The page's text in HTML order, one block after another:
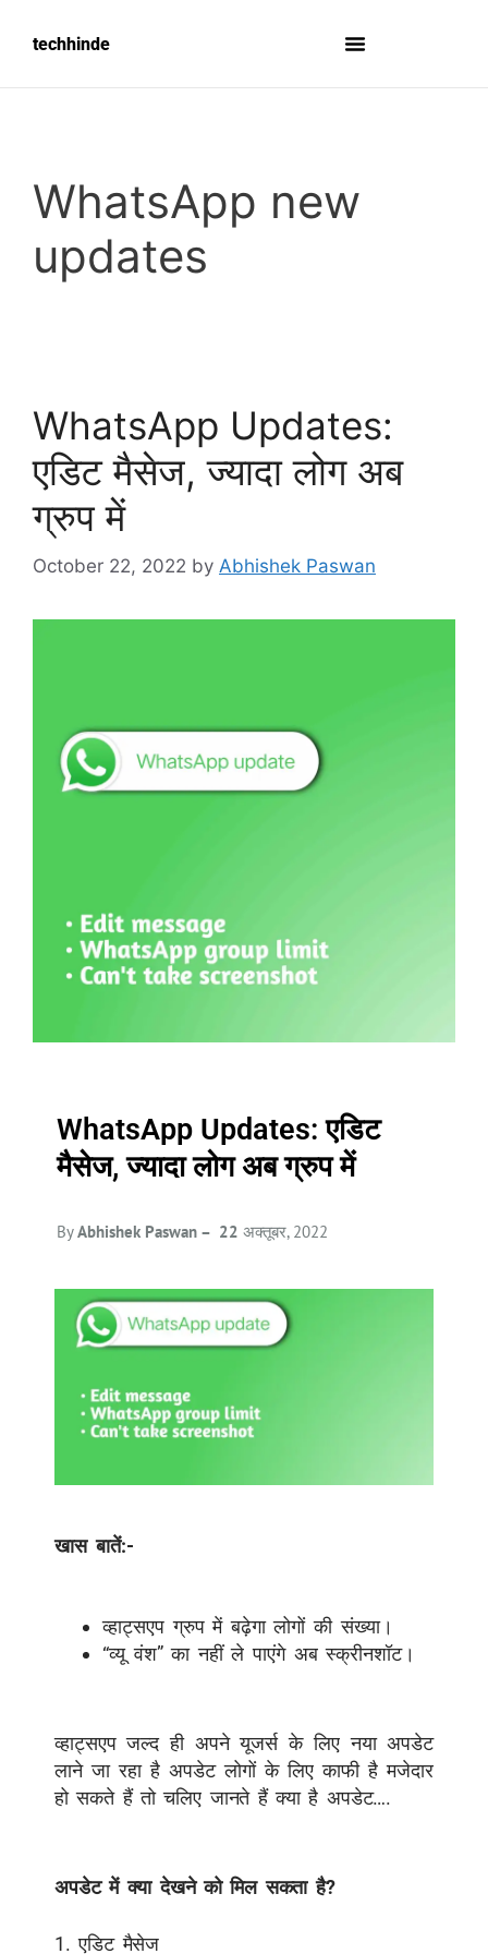
techhinde
WhatsApp new
updates
WhatsApp Updates:
एडिट मैसेज, ज्यादा लोग अब
ग्रुप में
October 22, 2022 by Abhishek Paswan
WhatsApp Updates: एडिट
मैसेज, ज्यादा लोग अब ग्रुप में
ByAbhishek Paswan – 22 अक्तूबर, 2022
खास बातें:-
व्हाट्सएप ग्रुप में बढ़ेगा लोगों की संख्या।
“व्यू वंश” का नहीं ले पाएंगे अब स्क्रीनशॉट।
व्हाट्सएप जल्द ही अपने यूजर्स के लिए नया अपडेट
लाने जा रहा है अपडेट लोगों के लिए काफी है मजेदार
हो सकते हैं तो चलिए जानते हैं क्या है अपडेट….
अपडेट में क्या देखने को मिल सकता है?
1. एडिट मैसेज